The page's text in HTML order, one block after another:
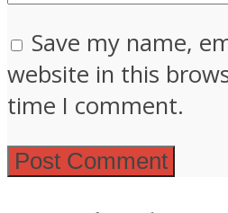
Save my name,
website in this
time I comment.